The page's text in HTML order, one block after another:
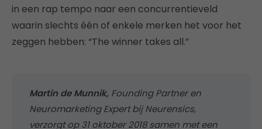
in een rap tempo naar een concurrentieveld
waarin slechts één of enkele merken het voor het
zeggen hebben: “The winner takes all.”
Martin de Munnik, Founding Partner en
Neuromarketing Expert bij Neurensics,
verzorgt op 31 oktober 2018 samen met een